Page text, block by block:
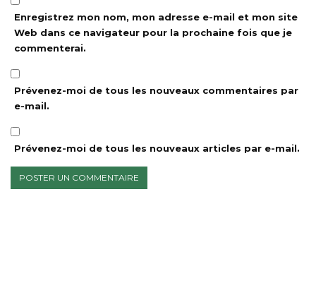
Enregistrez mon nom, mon adresse e-mail et mon site
Web dans ce navigateur pour la prochaine fois que je
commenterai.
Prévenez-moi de tous les nouveaux commentaires par
e-mail.
Prévenez-moi de tous les nouveaux articles par e-mail.